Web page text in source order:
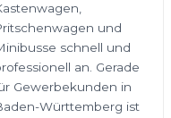
und
schnell und
an. Gerade
Gewerbekunden in
Württemberg ist